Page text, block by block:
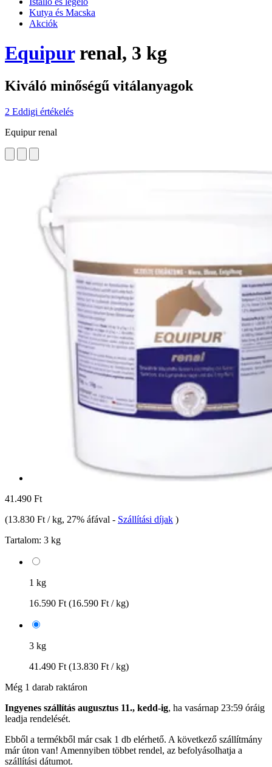
Kutya és Macska
Akciók
Equipurrenal, 3 kg
Kiváló minőségű vitálanyagok
2 Eddigi értékelés
Equipur renal
41.490 Ft
(13.830 Ft / kg, 27% áfával - Szállítási díjak )
Tartalom: 3 kg
1 kg
16.590 Ft (16.590 Ft / kg)
3 kg
41.490 Ft (13.830 Ft / kg)
Még 1 darab raktáron
Ingyenes szállítás augusztus 11., kedd-ig, ha vasárnap 23:59 óráig
leadja rendelését.
Ebből a termékből már csak 1 db elérhető. A következő szállítmány
már úton van! Amennyiben többet rendel, az befolyásolhatja a
szállítási dátumot.